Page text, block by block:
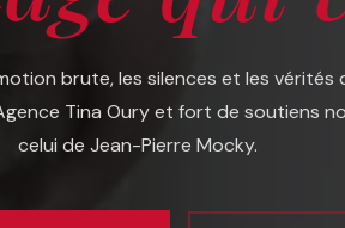
brute, les silences et les vérités
Tina Oury et fort de soutiens
celui de Jean-Pierre Mocky.